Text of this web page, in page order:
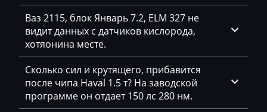
Dieci
Dodge
Dongfeng
Doosan
Doppstadt
Ваз 2115, блок Январь 7.2, ELM 327 не
видит данных с датчиков кислорода,
хотяонина месте.
Сколько сил и крутящего, прибавится
после чипа Haval 1.5 т? На заводской
программе он отдает 150 лс 280 нм.